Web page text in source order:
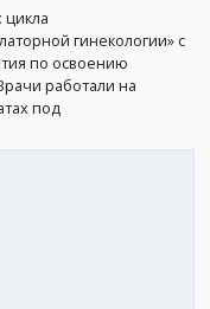
цикла
гинекологии» с
по освоению
работали на
под